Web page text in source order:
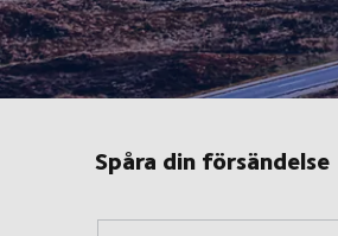
Spåra din försändelse